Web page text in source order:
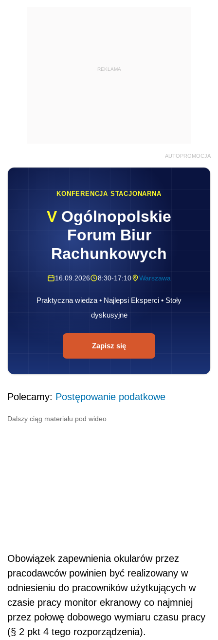
REKLAMA
AUTOPROMOCJA
KONFERENCJA STACJONARNA
V Ogólnopolskie
Forum Biur
Rachunkowych
16.09.2026 8:30-17:10 Warszawa
Praktyczna wiedza • Najlepsi Eksperci • Stoły
dyskusyjne
Zapisz się
Polecamy: Postępowanie podatkowe
Dalszy ciąg materiału pod wideo
Obowiązek zapewnienia okularów przez
pracodawców powinien być realizowany w
odniesieniu do pracowników użytkujących w
czasie pracy monitor ekranowy co najmniej
przez połowę dobowego wymiaru czasu pracy
(§ 2 pkt 4 tego rozporządzenia).